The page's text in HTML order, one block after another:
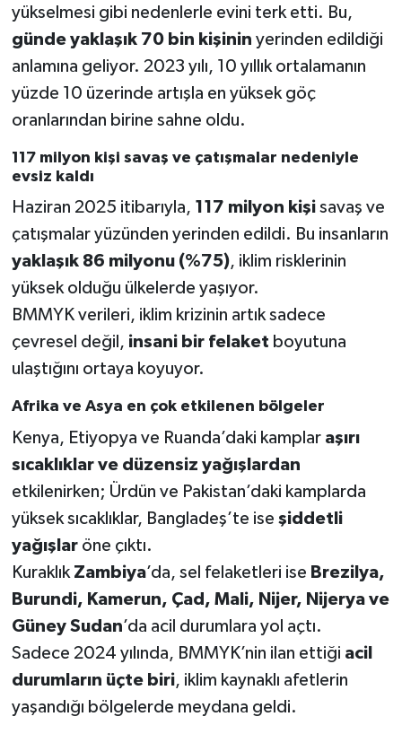
yükselmesi gibi nedenlerle evini terk etti. Bu,
günde yaklaşık 70 bin kişinin yerinden edildiği
anlamına geliyor. 2023 yılı, 10 yıllık ortalamanın
yüzde 10 üzerinde artışla en yüksek göç
oranlarından birine sahne oldu.
117 milyon kişi savaş ve çatışmalar nedeniyle
evsiz kaldı
Haziran 2025 itibarıyla, 117 milyon kişisavaş ve
çatışmalar yüzünden yerinden edildi. Bu insanların
yaklaşık 86 milyonu (%75), iklim risklerinin
yüksek olduğu ülkelerde yaşıyor.
BMMYK verileri, iklim krizinin artık sadece
çevresel değil, insani bir felaket boyutuna
ulaştığını ortaya koyuyor.
Afrika ve Asya en çok etkilenen bölgeler
Kenya, Etiyopya ve Ruanda’daki kamplar aşırı
sıcaklıklar ve düzensiz yağışlardan
etkilenirken; Ürdün ve Pakistan’daki kamplarda
yüksek sıcaklıklar, Bangladeş’te ise şiddetli
yağışlaröne çıktı.
Kuraklık Zambiya’da, sel felaketleri ise Brezilya,
Burundi, Kamerun, Çad, Mali, Nijer, Nijerya ve
Güney Sudan’da acil durumlara yol açtı.
Sadece 2024 yılında, BMMYK’nin ilan ettiği acil
durumların üçte biri, iklim kaynaklı afetlerin
yaşandığı bölgelerde meydana geldi.